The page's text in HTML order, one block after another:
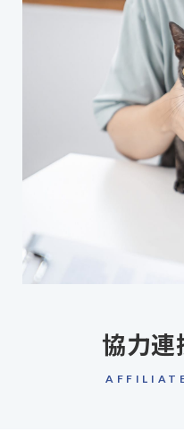
協力連